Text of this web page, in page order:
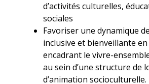
d’activités culturelles,
sociales
Favoriser une dynamique
inclusive et bienveillante
encadrant le vivre-
au sein d’une structure de
d’animation socioculturelle.